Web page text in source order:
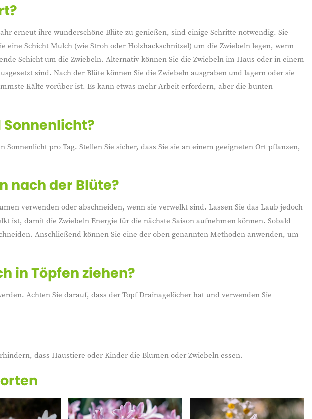
erneut ihre wunderschöne Blüte zu genießen, sind einige Schritte notwendig. Sie
eine Schicht Mulch (wie Stroh oder Holzhackschnitzel) um die Zwiebeln legen, wenn
Schicht um die Zwiebeln. Alternativ können Sie die Zwiebeln im Haus oder in einem
sind. Nach der Blüte können Sie die Zwiebeln ausgraben und lagern oder sie
Kälte vorüber ist. Es kann etwas mehr Arbeit erfordern, aber die bunten
pro Tag. Stellen Sie sicher, dass Sie sie an einem geeigneten Ort pflanzen,
nach der Blüte?
verwenden oder abschneiden, wenn sie verwelkt sind. Lassen Sie das Laub jedoch
ist, damit die Zwiebeln Energie für die nächste Saison aufnehmen können. Sobald
Anschließend können Sie eine der oben genannten Methoden anwenden, um
in Töpfen ziehen?
Achten Sie darauf, dass der Topf Drainagelöcher hat und verwenden Sie
dass Haustiere oder Kinder die Blumen oder Zwiebeln essen.